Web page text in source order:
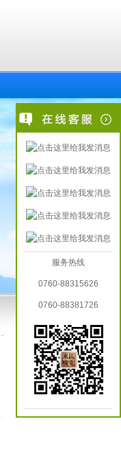
服务热线
0760-88315626
0760-88381726